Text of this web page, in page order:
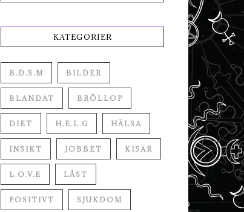
KATEGORIER
B.D.S.M BILDER
BLANDAT BRÖLLOP
DIET H.E.L.G HÄLSA
INSIKT JOBBET KISAR
L.O.V.E LÅST
POSITIVT SJUKDOM